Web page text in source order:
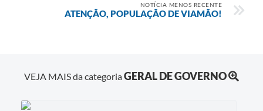
NOTÍCIA MENOS RECENTE
ATENÇÃO, POPULAÇÃO DE VIAMÃO!
VEJA MAIS da categoriaGERAL DE GOVERNO